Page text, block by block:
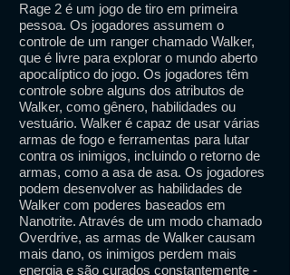
Rage 2 é um jogo de tiro em primeira
pessoa. Os jogadores assumem o
controle de um ranger chamado Walker,
que é livre para explorar o mundo aberto
apocalíptico do jogo. Os jogadores têm
controle sobre alguns dos atributos de
Walker, como gênero, habilidades ou
vestuário. Walker é capaz de usar várias
armas de fogo e ferramentas para lutar
contra os inimigos, incluindo o retorno de
armas, como a asa de asa. Os jogadores
podem desenvolver as habilidades de
Walker com poderes baseados em
Nanotrite. Através de um modo chamado
Overdrive, as armas de Walker causam
mais dano, os inimigos perdem mais
energia e são curados constantemente -